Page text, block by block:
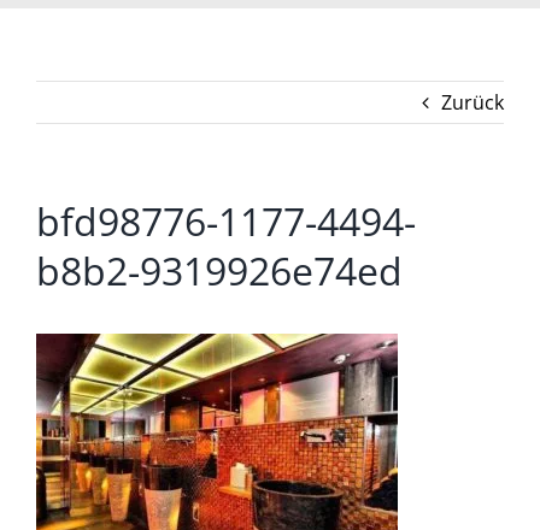
Zurück
bfd98776-1177-4494-
b8b2-9319926e74ed